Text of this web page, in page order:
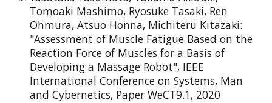
Tomoaki Mashimo, Ryosuke Tasaki, Ren
Ohmura, Atsuo Honna, Michiteru Kitazaki:
"Assessment of Muscle Fatigue Based on the
Reaction Force of Muscles for a Basis of
Developing a Massage Robot", IEEE
International Conference on Systems, Man
and Cybernetics, Paper WeCT9.1, 2020